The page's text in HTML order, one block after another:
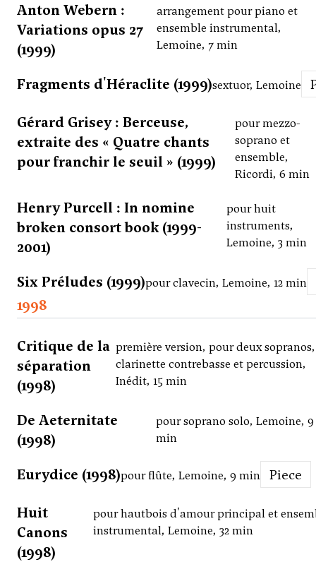
Anton Webern :
Variations opus 27
(1999)
arrangement pour piano et
ensemble instrumental,
Lemoine, 7 min
Fragments d'Héraclite (1999)sextuor, Lemoine
Gérard Grisey : Berceuse,
extraite des « Quatre chants
pour franchir le seuil » (1999)
pour mezzo-
soprano et
ensemble,
Ricordi, 6 min
Henry Purcell : In nomine
broken consort book (1999-
2001)
pour huit
instruments,
Lemoine, 3 min
Six Préludes (1999)pour clavecin, Lemoine, 12 min
1998
Critique de la
séparation
(1998)
première version, pour deux sopranos,
clarinette contrebasse et percussion,
Inédit, 15 min
De Aeternitate
(1998)
pour soprano solo, Lemoine, 9
min
Eurydice (1998)pour flûte, Lemoine, 9 min Piece
Huit
Canons
(1998)
pour hautbois d'amour principal et
instrumental, Lemoine, 32 min